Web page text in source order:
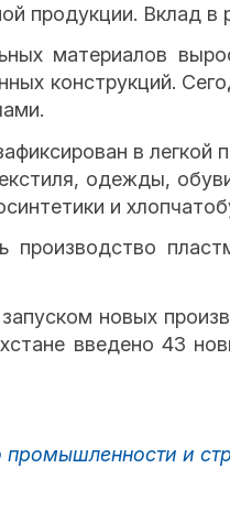
продукции. Вклад
материалов
конструкций.
в
одежды,
и
производство
новых
введено 43
промышленности и